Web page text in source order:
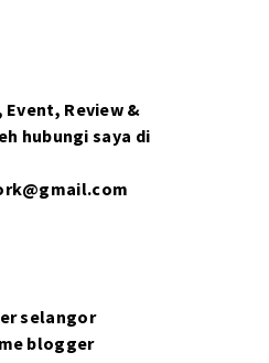
Review &
hubungi saya di
selangor
blogger